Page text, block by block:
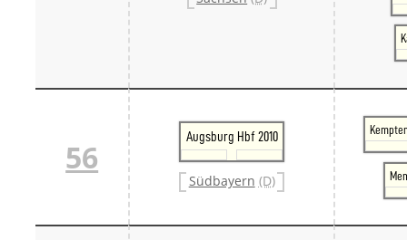
56
Augsburg Hbf 2010
Südbayern (D)